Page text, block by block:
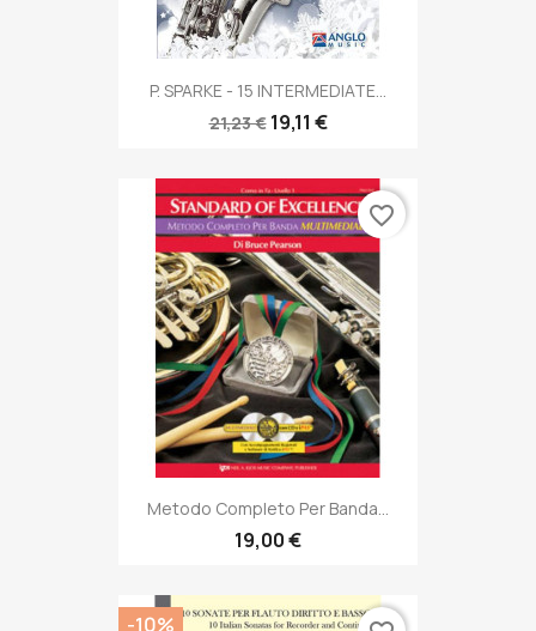
P. SPARKE - 15 INTERMEDIATE...
21,23 € 19,11 €
Metodo Completo Per Banda...
19,00 €
favorite_border
-10%